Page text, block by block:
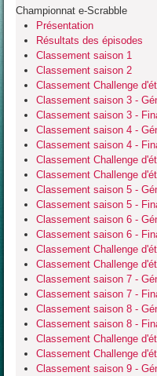
Championnat e-Scrabble
Présentation
Résultats des épisodes
Classement saison 1
Classement saison 2
Classement Challenge
Classement saison 3 -
Classement saison 3 -
Classement saison 4 -
Classement saison 4 -
Classement Challenge
Classement Challenge
Classement saison 5 -
Classement saison 5 -
Classement saison 6 -
Classement saison 6 -
Classement Challenge
Classement Challenge
Classement saison 7 -
Classement saison 7 -
Classement saison 8 -
Classement saison 8 -
Classement Challenge
Classement Challenge
Classement saison 9 -